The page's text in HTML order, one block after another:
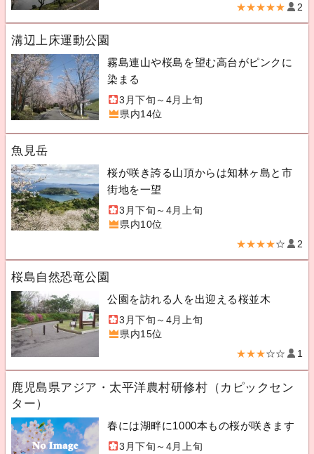
★★★★★ 2
溝辺上床運動公園
霧島連山や桜島を望む高台がピンクに
染まる
3月下旬～4月上旬
県内14位
魚見岳
桜が咲き誇る山頂からは知林ヶ島と市
街地を一望
3月下旬～4月上旬
県内10位
★★★★☆ 2
桜島自然恐竜公園
公園を訪れる人を出迎える桜並木
3月下旬～4月上旬
県内15位
★★★☆☆ 1
鹿児島県アジア・太平洋農村研修村（カピックセン
ター）
春には湖畔に1000本もの桜が咲きます
3月下旬～4月上旬